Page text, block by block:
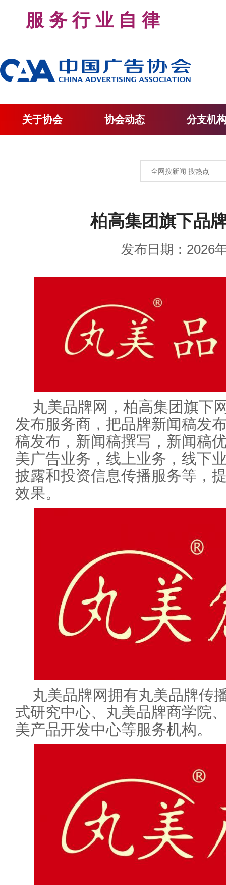
服 务 行 业 自 律
关于协会 协会动态 分支机
柏高集团旗下品
发布日期：2026
丸美品牌网，柏高集团旗下
发布服务商，把品牌新闻稿发
稿发布，新闻稿撰写，新闻稿
美广告业务，线上业务，线下
披露和投资信息传播服务等，
效果。
丸美品牌网拥有丸美品牌传
式研究中心、丸美品牌商学院
美产品开发中心等服务机构。